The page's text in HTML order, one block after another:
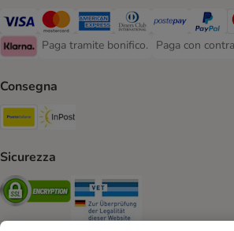
Paga con Visa. Payment Method
Paga con Mastercard. Payment Method
Paga con American Express.
Paga con Diners Club.
Paga conPaga
Klarna Payment Method
Paga tramite bonifico.
Paga tramite bonifico. Payment Method
Paga con
Paga con
Consegna
Poste Italiane. Shipping Method
Sicurezza
Security